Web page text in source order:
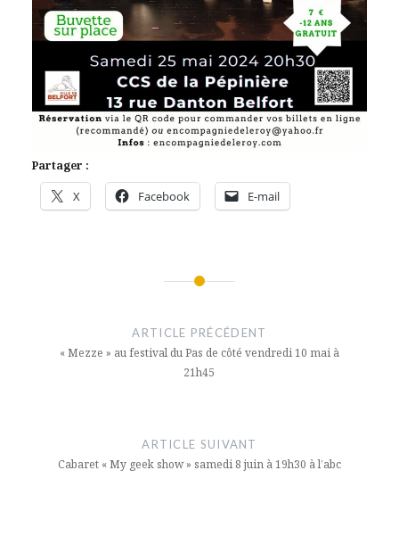
Partager :
X Facebook E-mail
l’article
ARTICLE PRÉCÉDENT
« Mezze » au festival du Pas de côté vendredi 10 mai à
21h45
ARTICLE SUIVANT
Cabaret « My geek show » samedi 8 juin à 19h30 à l’abc